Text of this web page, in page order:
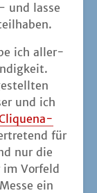
und las­se
ich aller­
und ich
für
nur die
Vor­feld
ein